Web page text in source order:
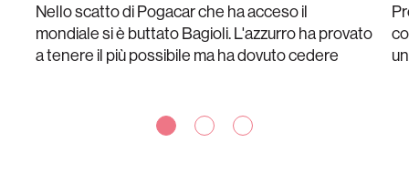
Nello scatto di Pogacar che ha acceso il
mondiale si è buttato Bagioli. L'azzurro ha provato
a tenere il più possibile ma ha dovuto cedere